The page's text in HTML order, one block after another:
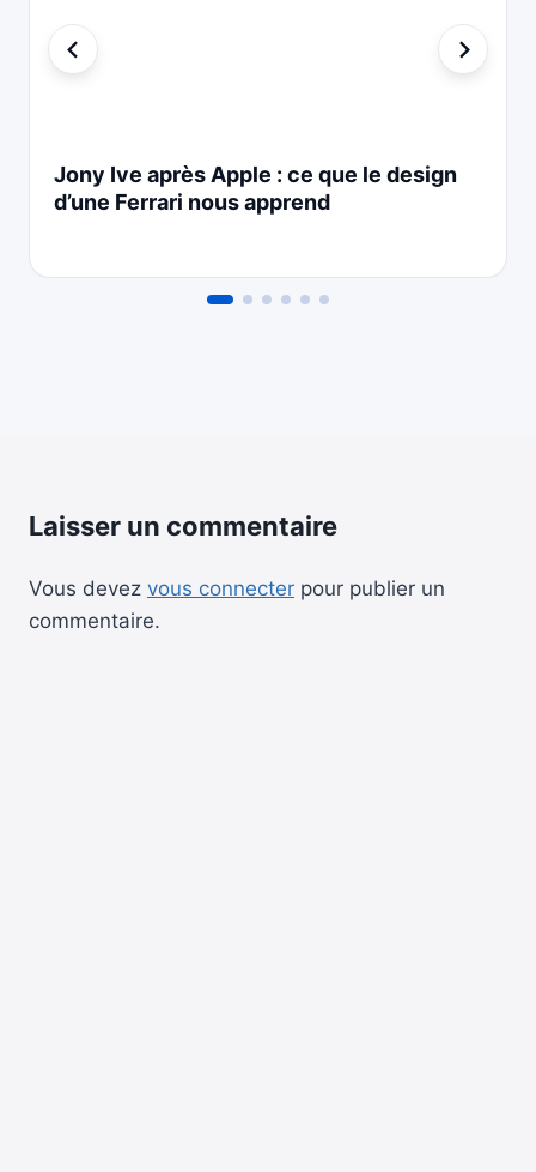
Jony Ive après Apple : ce que le design
d’une Ferrari nous apprend
Laisser un commentaire
Vous devez vous connecter pour publier un
commentaire.